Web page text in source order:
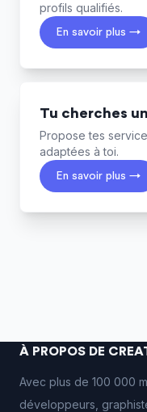
profils qualifiés.
En savoir plus →
Tu cherches
Propose tes
adaptées à toi.
En savoir plus →
À PROPOS DE
Avec plus de 100 000
développeurs,